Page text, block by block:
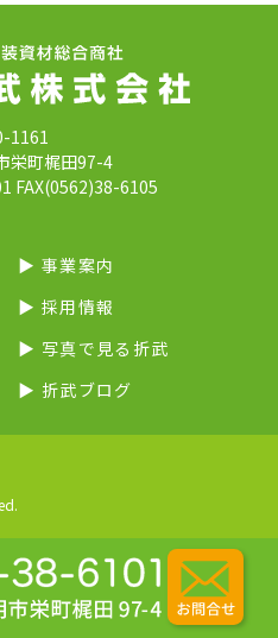
1161
栄町梶田97-4
FAX(0562)38-6105
▶︎ 事業案内
▶︎ 採用情報
▶︎ 写真で見る折武
▶︎ 折武ブログ